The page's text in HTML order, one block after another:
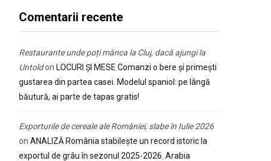
Comentarii recente
Restaurante unde poți mânca la Cluj, dacă ajungi la
Untoldon LOCURI ȘI MESE Comanzi o bere și primești
gustarea din partea casei. Modelul spaniol: pe lângă
băutură, ai parte de tapas gratis!
Exporturile de cereale ale României, slabe în Iulie 2026
on ANALIZĂ România stabilește un record istoric la
exportul de grâu în sezonul 2025-2026. Arabia